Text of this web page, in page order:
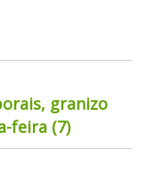
granizo
feira (7)